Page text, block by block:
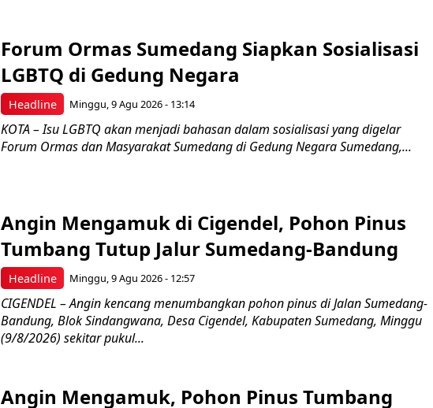
Headline
Forum Ormas Sumedang Siapkan Sosialisasi
LGBTQ di Gedung Negara
Minggu, 9 Agu 2026 - 13:14
KOTA – Isu LGBTQ akan menjadi bahasan dalam sosialisasi yang digelar
Forum Ormas dan Masyarakat Sumedang di Gedung Negara Sumedang,...
Headline
Angin Mengamuk di Cigendel, Pohon Pinus
Tumbang Tutup Jalur Sumedang-Bandung
Minggu, 9 Agu 2026 - 12:57
CIGENDEL – Angin kencang menumbangkan pohon pinus di Jalan Sumedang-
Bandung, Blok Sindangwana, Desa Cigendel, Kabupaten Sumedang, Minggu
(9/8/2026) sekitar pukul...
Angin Mengamuk, Pohon Pinus Tumbang